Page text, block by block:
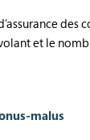
des
et le
malus